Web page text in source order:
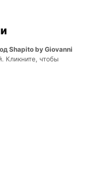
Shapito by Giovanni
Кликните, чтобы